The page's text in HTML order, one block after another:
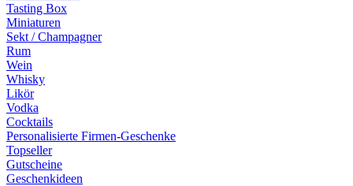
Tasting Box
Miniaturen
Sekt / Champagner
Rum
Wein
Whisky
Likör
Vodka
Cocktails
Personalisierte Firmen-Geschenke
Topseller
Gutscheine
Geschenkideen